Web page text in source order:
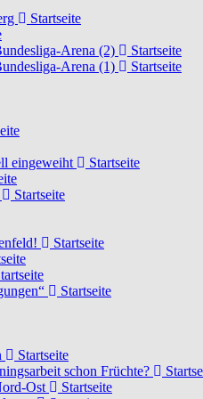
Startseite
Arena (2)
Startseite
Arena (1)
Startseite
eingeweiht
Startseite
Startseite
Startseite
Startseite
Startseite
schon Früchte?
Ost
Startseite